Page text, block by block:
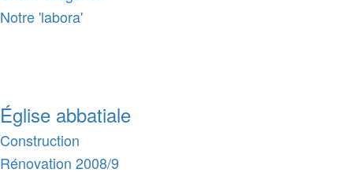
Notre 'labora'
Église abbatiale
Construction
Rénovation 2008/9